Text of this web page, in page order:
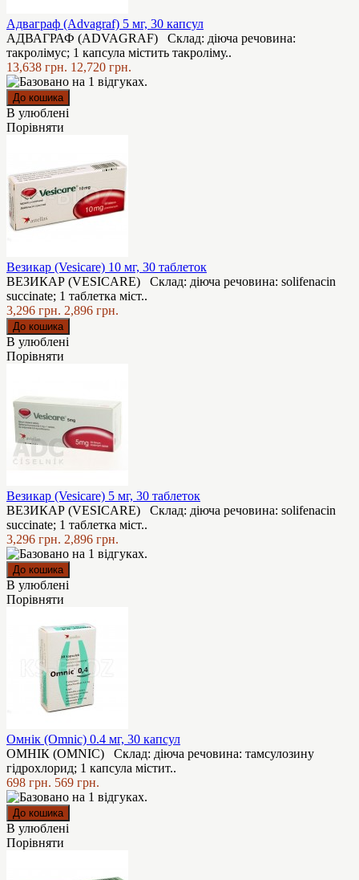
Адваграф (Advagraf) 5 мг, 30 капсул
АДВАГРАФ (ADVAGRAF) Склад: діюча речовина:
такролімус; 1 капсула містить такроліму..
13,638 грн. 12,720 грн.
В улюблені
Порівняти
Везикар (Vesicare) 10 мг, 30 таблеток
ВЕЗИКАР (VESICARE) Склад: діюча речовина: solifenacin
succinate; 1 таблетка міст..
3,296 грн. 2,896 грн.
В улюблені
Порівняти
Везикар (Vesicare) 5 мг, 30 таблеток
ВЕЗИКАР (VESICARE) Склад: діюча речовина: solifenacin
succinate; 1 таблетка міст..
3,296 грн. 2,896 грн.
В улюблені
Порівняти
Омнік (Omnic) 0.4 мг, 30 капсул
ОМНІК (OMNIC) Склад: діюча речовина: тамсулозину
гідрохлорид; 1 капсула містит..
698 грн. 569 грн.
В улюблені
Порівняти